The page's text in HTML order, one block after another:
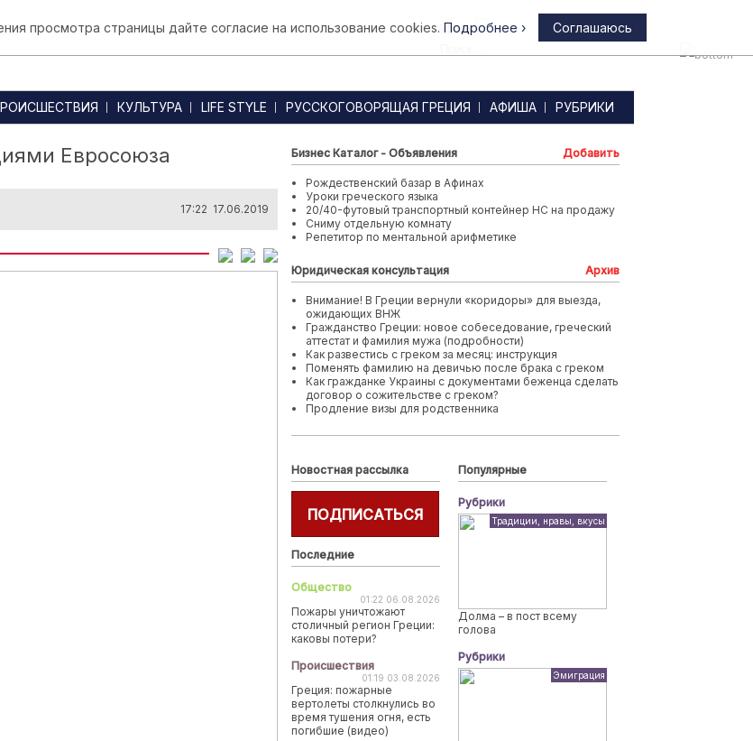
Афины
КУЛЬТУРА LIFE STYLE РУССКОГОВОРЯЩАЯ ГРЕЦИЯ АФИША РУБРИКИ
Евросоюза
17:22 17.06.2019
Бизнес Каталог - Объявления Добавить
Рождественский базар в Афинах
Уроки греческого языка
20/40-футовый транспортный контейнер HC на продажу
Сниму отдельную комнату
Репетитор по ментальной арифметике
Юридическая консультация Архив
Внимание! В Греции вернули «коридоры» для выезда,
ожидающих ВНЖ
Гражданство Греции: новое собеседование, греческий
аттестат и фамилия мужа (подробности)
Как развестись с греком за месяц: инструкция
Поменять фамилию на девичью после брака с греком
Как гражданке Украины с документами беженца сделать
договор о сожительстве с греком?
Продление визы для родственника
Новостная рассылка
ПОДПИСАТЬСЯ
Последние
Общество
01:22 06.08.2026
Пожары уничтожают
столичный регион Греции:
каковы потери?
Происшествия
01:19 03.08.2026
Греция: пожарные
вертолеты столкнулись во
время тушения огня, есть
погибшие (видео)
Популярные
Рубрики
Традиции, нравы, вкусы
Долма – в пост всему
голова
Рубрики
Эмиграция
просмотра страницы дайте согласие на использование cookies. Подробнее › Соглашаюсь